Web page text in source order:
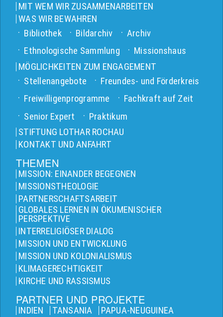
MIT WEM WIR ZUSAMMENARBEITEN
WAS WIR BEWAHREN
Bibliothek
Bildarchiv
Archiv
Ethnologische Sammlung
Missionshaus
MÖGLICHKEITEN ZUM ENGAGEMENT
Stellenangebote
Freundes- und Förderkreis
Freiwilligenprogramme
Fachkraft auf Zeit
Senior Expert
Praktikum
STIFTUNG LOTHAR ROCHAU
KONTAKT UND ANFAHRT
THEMEN
MISSION: EINANDER BEGEGNEN
MISSIONSTHEOLOGIE
PARTNERSCHAFTSARBEIT
GLOBALES LERNEN IN ÖKUMENISCHER
PERSPEKTIVE
INTERRELIGIÖSER DIALOG
MISSION UND ENTWICKLUNG
MISSION UND KOLONIALISMUS
KLIMAGERECHTIGKEIT
KIRCHE UND RASSISMUS
PARTNER UND PROJEKTE
INDIEN TANSANIA
PAPUA-NEUGUINEA